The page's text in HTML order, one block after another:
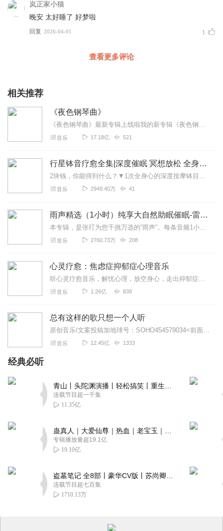
岚正家小猫
晚安 太好睡了 好梦啦
回复 2026-04-01 1
查看更多评论
相关推荐
《夜色钢琴曲》
《夜色钢琴曲》最新专辑上线啦我的新专辑《夜色钢琴曲最新专辑》（点击跳转）已经上线，新专辑是《夜色钢琴曲》的升级版，我精选了诸多经典原创作品与大家分享，愿未来...
音乐 17.18亿 521
行星钵音疗愈全集|深度催眠 冥想放松 全身心深度按摩
2块钱，你能得到什么？▼1次全身心的深度按摩钵目前已广泛地被应用于美容Spa和按摩养生馆的疗程中，许多疗愈师使用铜钵在身体上，发现5分钟铜钵按摩的深度放松，效...
音乐 2949.40万 41
雨声精选（1小时）纯享大自然助眠催眠-雷雨声，下雨
本专辑，是张玎为您千挑万选的“雨声”。每条音频1小时，中间没有打扰。有轻柔细雨、淅淅沥沥；雨滴入水，滴答作响；隐隐雷声，隆隆为伴；流水潺潺，映入耳畔。这里没有音...
音乐 2760.73万 208
心灵疗愈：焦虑症抑郁症心理音乐
听心灵疗愈音乐，解忧心理，放空身心，走出抑郁症、焦虑症、恐惧症等情绪困扰。疗愈音乐=心灵养生最有效的聆听建议：步骤一、选择安静的环境，闭目静卧或坐。步骤二、根据...
音乐 1.26亿 839
总有这样的歌只想一个人听
原创音乐/文案投稿加地球号：SOHO454579034<前面英文是大写>带上你的音乐和故事与我们相遇..每一位小伙伴的经历都是我们创作的源头..
音乐 12.45亿 1333
经典必听
连载节目超一千集
11.35亿
专辑播放量超19.1亿
19.10亿
连载节目超七百集
1710.13万